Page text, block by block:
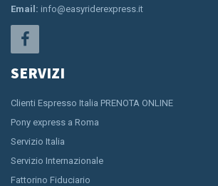
Email: info@easyriderexpress.it
SERVIZI
Clienti Espresso Italia PRENOTA ONLINE
Pony express a Roma
Servizio Italia
Servizio Internazionale
Fattorino Fiduciario